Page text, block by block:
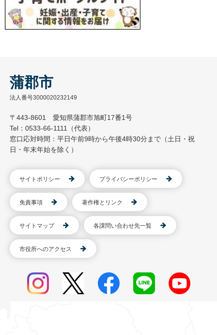
蒲郡市
法人番号3000020232149
〒443-8601 愛知県蒲郡市旭町17番1号
Tel：0533-66-1111（代表）
窓口応対時間：平日午前9時から午後4時30分まで（土日・祝
日・年末年始を除く）
サイトポリシー プライバシーポリシー
免責事項 著作権とリンク
サイトマップ 各課問い合わせ先一覧
市役所へのアクセス